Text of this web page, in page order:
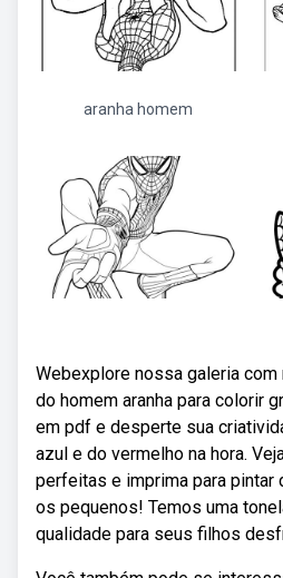
aranha homem
Webexplore nossa galeria
do homem aranha para colorir
em pdf e desperte sua
azul e do vermelho na hora.
perfeitas e imprima para pintar
os pequenos! Temos uma
qualidade para seus filhos